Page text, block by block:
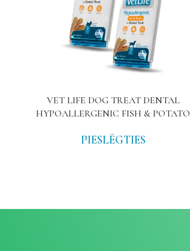
VET LIFE DOG TREAT DENTAL
HYPOALLERGENIC FISH & POTATO
PIESLĒGTIES